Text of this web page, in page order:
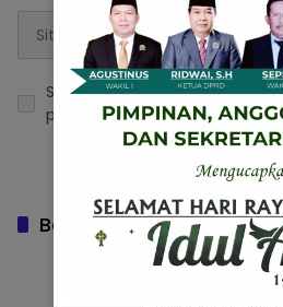
Simpan nama, email, dan
peramban ini untuk komentar
Baca Juga
Kontingen
Uria Mapas